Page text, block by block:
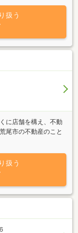
・マンションの企
に、『ワンストップ
『住まいのコンシェ
ンスペクション・リ
業者ですので、私達
念として、お客様の
してまいりますの
対応する資格者宅
ームインスペクター
ーンアドバイザー・
扱う
に店舗を構え、不動
尾市の不動産のこと
扱う